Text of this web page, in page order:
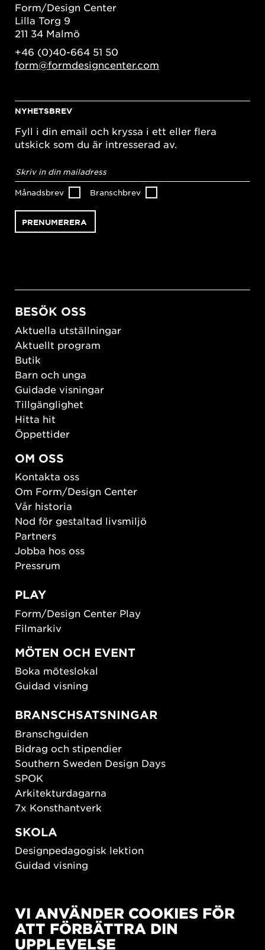
Form/Design Center
Lilla Torg 9
211 34 Malmö
+46 (0)40-664 51 50
form@formdesigncenter.com
NYHETSBREV
Fyll i din email och kryssa i ett eller flera
utskick som du är intresserad av.
postadress*
Månadsbrev Branschbrev
BESÖK OSS
Aktuella utställningar
Aktuellt program
Butik
Barn och unga
Guidade visningar
Tillgänglighet
Hitta hit
Öppettider
OM OSS
Kontakta oss
Om Form/Design Center
Vår historia
Nod för gestaltad livsmiljö
Partners
Jobba hos oss
Pressrum
PLAY
Form/Design Center Play
Filmarkiv
MÖTEN OCH EVENT
Boka möteslokal
Guidad visning
BRANSCHSATSNINGAR
Branschguiden
Bidrag och stipendier
Southern Sweden Design Days
SPOK
Arkitekturdagarna
7x Konsthantverk
SKOLA
Designpedagogisk lektion
Guidad visning
New European Bauhaus
SUSTAINORDIC
Share Future Living
VI ANVÄNDER COOKIES FÖR
ATT FÖRBÄTTRA DIN
UPPLEVELSE